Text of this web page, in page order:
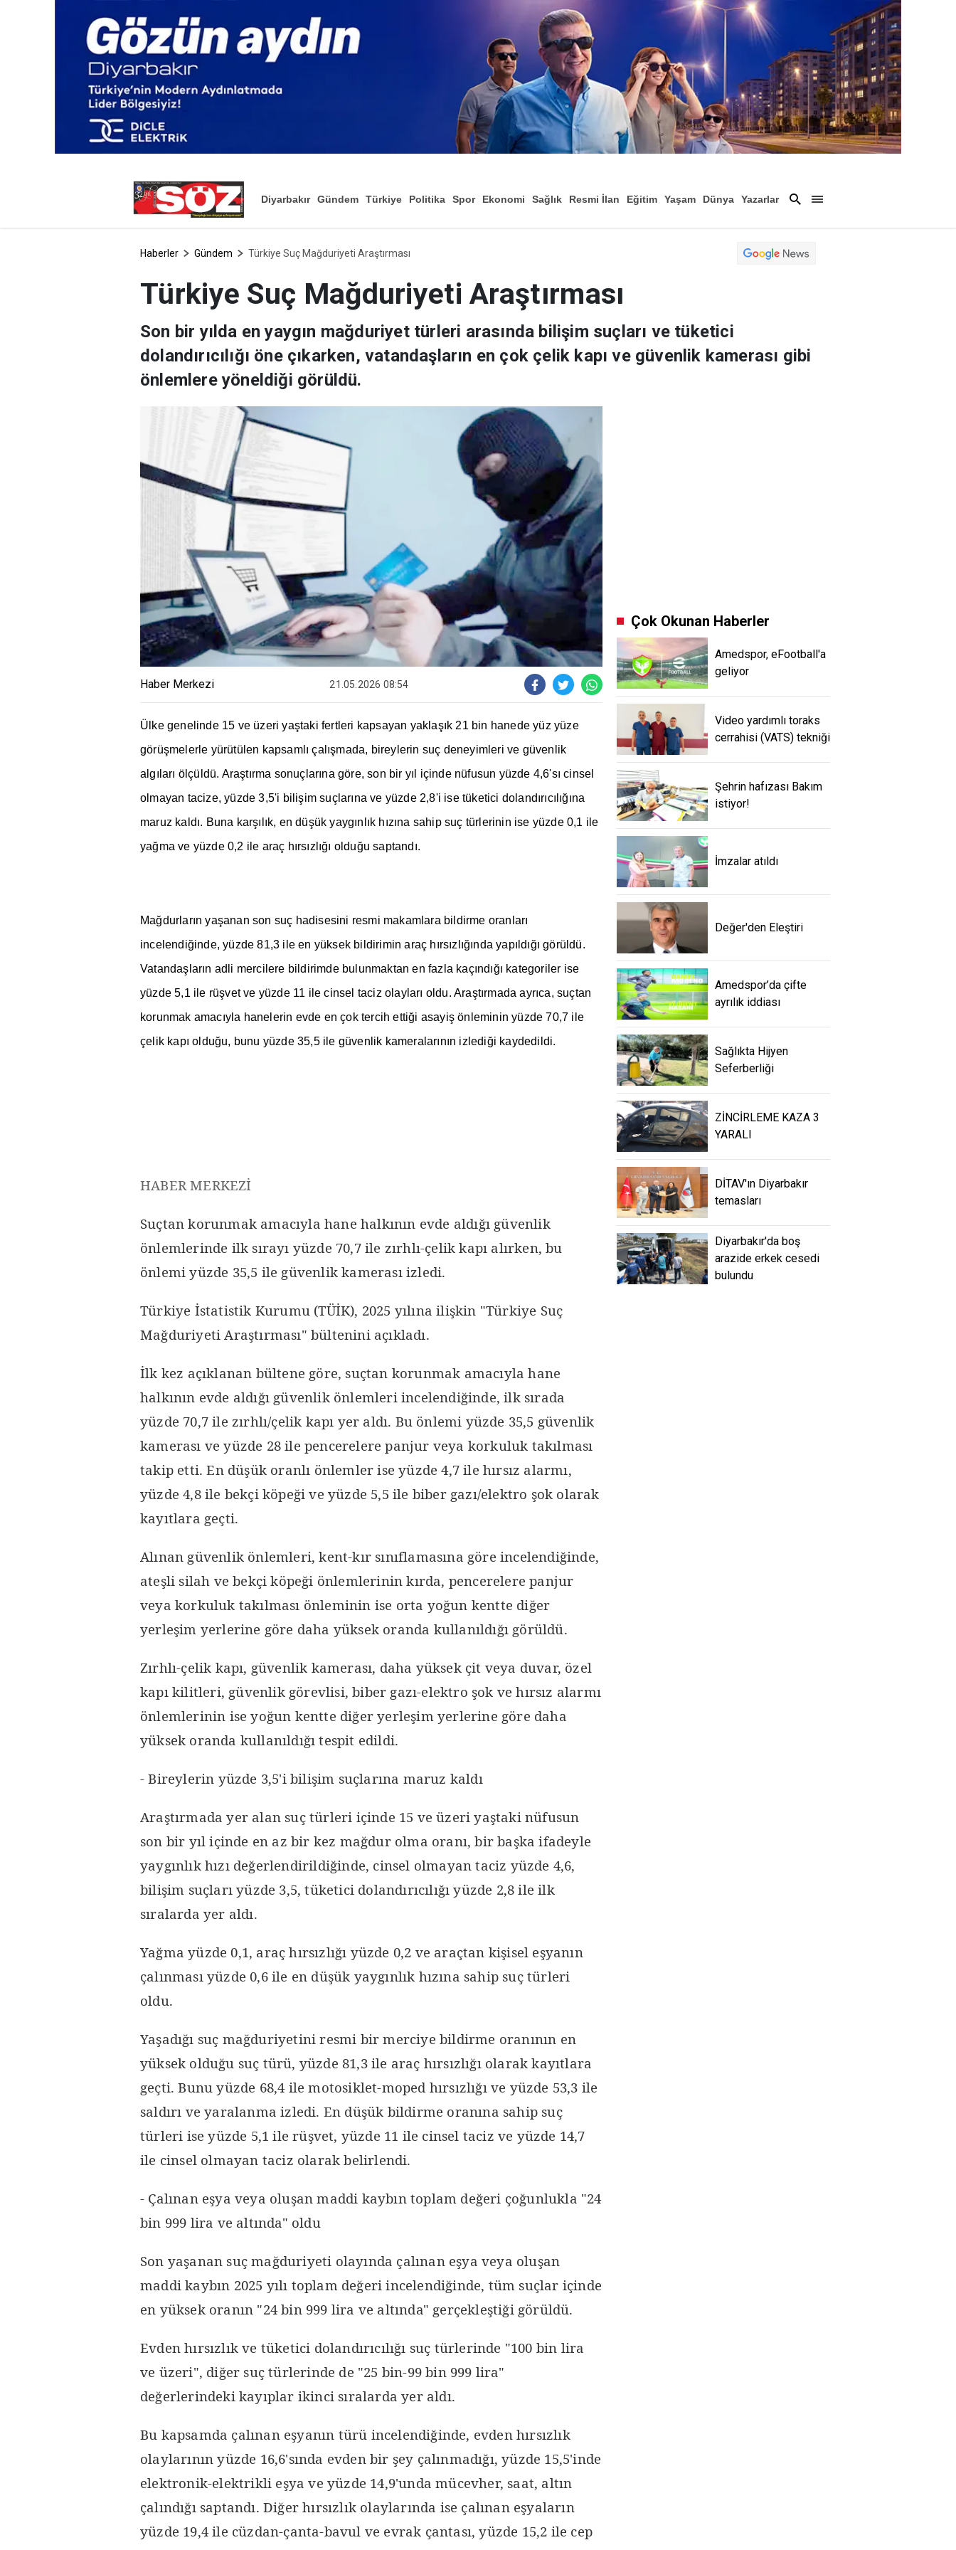
Diyarbakır Gündem Türkiye Politika Spor Ekonomi Sağlık Resmi İlan Eğitim Yaşam
Dünya
Yazarlar
Haberler Gündem Türkiye Suç Mağduriyeti Araştırması
Türkiye Suç Mağduriyeti Araştırması
Son bir yılda en yaygın mağduriyet türleri arasında bilişim suçları ve tüketici
dolandırıcılığı öne çıkarken, vatandaşların en çok çelik kapı ve güvenlik kamerası gibi
önlemlere yöneldiği görüldü.
Haber Merkezi 21.05.2026 08:54
Ülke genelinde 15 ve üzeri yaştaki fertleri kapsayan yaklaşık 21 bin hanede yüz yüze
görüşmelerle yürütülen kapsaml ı çal ışmada, bireylerin suç deneyimleri ve güvenlik
algı ları ölçüldü. Araştırma sonuçlarına göre, son bir yı l içinde nüfusun yüzde 4,6'sı cinsel
olmayan tacize, yüzde 3,5'i bilişim suçlarına ve yüzde 2,8'i ise tüketici dolandırıcı ığına
maruz kaldı. Buna karşı ık, en düşük yaygınl ık hızına sahip suç türlerinin ise yüzde 0,1 ile
yağma ve yüzde 0,2 ile araç hırsızl ığı olduğu saptand ı.
Mağdurların yaşanan son suç hadisesini resmi makamlara bildirme oranları
incelendiğinde, yüzde 81,3 ile en yüksek bildirimin araç hırsızl ığında yapı ldığı görüldü.
Vatandaş ların adli mercilere bildirimde bulunmaktan en fazla kaçındığı kategoriler ise
yüzde 5,1 ile rüşvet ve yüzde 11 ile cinsel taciz olayları oldu. Araştırmada ayrıca, suçtan
korunmak amacıyla hanelerin evde en çok tercih ettiği asayiş önleminin yüzde 70,7 ile
çelik kapı olduğu, bunu yüzde 35,5 ile güvenlik kameralarının izlediği kaydedildi.
HABER MERKEZİ
Suçtan korunmak amacıyla hane halkının evde aldığı güvenlik
önlemlerinde ilk sırayı yüzde 70,7 ile zırhlı-çelik kapı alırken, bu
önlemi yüzde 35,5 ile güvenlik kamerası izledi.
Türkiye İstatistik Kurumu (TÜİK), 2025 yılına ilişkin "Türkiye Suç
Mağduriyeti Araştırması" bültenini açıkladı.
İlk kez açıklanan bültene göre, suçtan korunmak amacıyla hane
halkının evde aldığı güvenlik önlemleri incelendiğinde, ilk sırada
yüzde 70,7 ile zırhlı/çelik kapı yer aldı. Bu önlemi yüzde 35,5 güvenlik
kamerası ve yüzde 28 ile pencerelere panjur veya korkuluk takılması
takip etti. En düşük oranlı önlemler ise yüzde 4,7 ile hırsız alarmı,
yüzde 4,8 ile bekçi köpeği ve yüzde 5,5 ile biber gazı/elektro şok olarak
kayıtlara geçti.
Alınan güvenlik önlemleri, kent-kır sınıflamasına göre incelendiğinde,
ateşli silah ve bekçi köpeği önlemlerinin kırda, pencerelere panjur
veya korkuluk takılması önleminin ise orta yoğun kentte diğer
yerleşim yerlerine göre daha yüksek oranda kullanıldığı görüldü.
Zırhlı-çelik kapı, güvenlik kamerası, daha yüksek çit veya duvar, özel
kapı kilitleri, güvenlik görevlisi, biber gazı-elektro şok ve hırsız alarmı
önlemlerinin ise yoğun kentte diğer yerleşim yerlerine göre daha
yüksek oranda kullanıldığı tespit edildi.
- Bireylerin yüzde 3,5'i bilişim suçlarına maruz kaldı
Araştırmada yer alan suç türleri içinde 15 ve üzeri yaştaki nüfusun
son bir yıl içinde en az bir kez mağdur olma oranı, bir başka ifadeyle
yaygınlık hızı değerlendirildiğinde, cinsel olmayan taciz yüzde 4,6,
bilişim suçları yüzde 3,5, tüketici dolandırıcılığı yüzde 2,8 ile ilk
sıralarda yer aldı.
Yağma yüzde 0,1, araç hırsızlığı yüzde 0,2 ve araçtan kişisel eşyanın
çalınması yüzde 0,6 ile en düşük yaygınlık hızına sahip suç türleri
oldu.
Yaşadığı suç mağduriyetini resmi bir merciye bildirme oranının en
yüksek olduğu suç türü, yüzde 81,3 ile araç hırsızlığı olarak kayıtlara
geçti. Bunu yüzde 68,4 ile motosiklet-moped hırsızlığı ve yüzde 53,3 ile
saldırı ve yaralanma izledi. En düşük bildirme oranına sahip suç
türleri ise yüzde 5,1 ile rüşvet, yüzde 11 ile cinsel taciz ve yüzde 14,7
ile cinsel olmayan taciz olarak belirlendi.
- Çalınan eşya veya oluşan maddi kaybın toplam değeri çoğunlukla "24
bin 999 lira ve altında" oldu
Son yaşanan suç mağduriyeti olayında çalınan eşya veya oluşan
maddi kaybın 2025 yılı toplam değeri incelendiğinde, tüm suçlar içinde
en yüksek oranın "24 bin 999 lira ve altında" gerçekleştiği görüldü.
Evden hırsızlık ve tüketici dolandırıcılığı suç türlerinde "100 bin lira
ve üzeri", diğer suç türlerinde de "25 bin-99 bin 999 lira"
değerlerindeki kayıplar ikinci sıralarda yer aldı.
Bu kapsamda çalınan eşyanın türü incelendiğinde, evden hırsızlık
olaylarının yüzde 16,6'sında evden bir şey çalınmadığı, yüzde 15,5'inde
elektronik-elektrikli eşya ve yüzde 14,9'unda mücevher, saat, altın
çalındığı saptandı. Diğer hırsızlık olaylarında ise çalınan eşyaların
yüzde 19,4 ile cüzdan-çanta-bavul ve evrak çantası, yüzde 15,2 ile cep
Çok Okunan Haberler
Amedspor, eFootball'a
geliyor
Video yardımlı toraks
cerrahisi (VATS) tekniği
Şehrin hafızası Bakım
istiyor!
İmzalar atıldı
Değer'den Eleştiri
Amedspor’da çifte
ayrılık iddiası
Sağlıkta Hijyen
Seferberliği
ZİNCİRLEME KAZA 3
YARALI
DİTAV'ın Diyarbakır
temasları
Diyarbakır'da boş
arazide erkek cesedi
bulundu